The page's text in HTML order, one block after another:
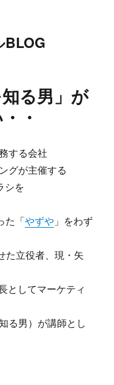
BLOG
る男」が
・
する会社
グが主催する
シを
た「やずや 」をわず
た立役者、現・矢
としてマーケティ
る男）が講師とし